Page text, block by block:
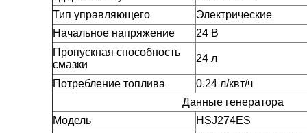
Тип управляющего
Электрические
Начальное напряжение
24 В
Пропускная способность
смазки
24 л
Потребление топлива
0.24 л/квт/ч
Данные генератора
Модель
HSJ274ES